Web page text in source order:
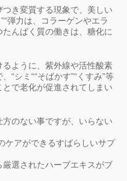
き変質する現象で、美しい
弾力は、コラーゲンやエラ
んぱく質の働きは、糖化に
ように、紫外線や活性酸素
“シミ““そばかす”“くすみ”等
で老化が促進されてしまい
のない事ですが、いらない
ケアができるすばらしいサプ
選されたハーブエキスがブ